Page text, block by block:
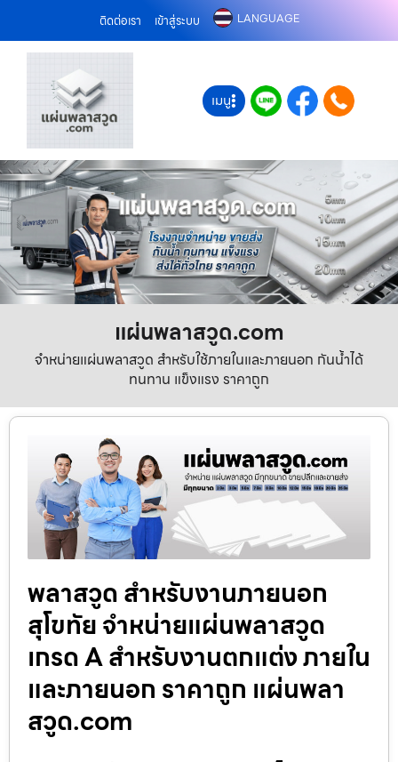
ติดต่อเรา เข้าสู่ระบบ LANGUAGE
เมนู
แผ่นพลาสวูด.com
จำหน่ายแผ่นพลาสวูด สำหรับใช้ภายในและภายนอก กันน้ำได้
ทนทาน แข็งแรง ราคาถูก
พลาสวูด สำหรับงานภายนอก
สุโขทัย จำหน่ายแผ่นพลาสวูด
เกรด A สำหรับงานตกแต่ง ภายใน
และภายนอก ราคาถูก แผ่นพลา
สวูด.com